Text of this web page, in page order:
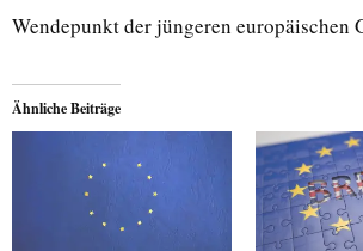
Wendepunkt der jüngeren europäischen
Ähnliche Beiträge